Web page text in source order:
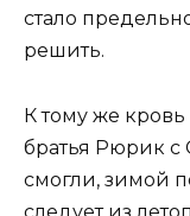
стало
решить.
К тому же
братья Рюрик с
смогли, зимой
следует из